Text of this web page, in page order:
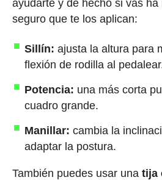
ayudarte y de hecho si vas
seguro que te los aplican:
Sillín: ajusta la altura para
flexión de rodilla al
Potencia: una más corta
cuadro grande.
Manillar: cambia la
adaptar la postura.
También puedes usar una tija